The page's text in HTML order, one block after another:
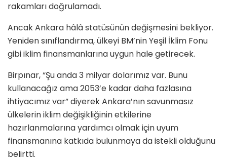
rakamları doğrulamadı.
Ancak Ankara hâlâ statüsünün değişmesini bekliyor.
Yeniden sınıflandırma, ülkeyi BM’nin Yeşil İklim Fonu
gibi iklim finansmanlarına uygun hale getirecek.
Birpınar, “Şu anda 3 milyar dolarımız var. Bunu
kullanacağız ama 2053’e kadar daha fazlasına
ihtiyacımız var” diyerek Ankara’nın savunmasız
ülkelerin iklim değişikliğinin etkilerine
hazırlanmalarına yardımcı olmak için uyum
finansmanına katkıda bulunmaya da istekli olduğunu
belirtti.